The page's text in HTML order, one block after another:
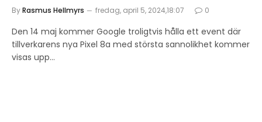
ByRasmus Hellmyrs fredag, april 5, 2024,18:07 0
Den 14 maj kommer Google troligtvis hålla ett event där
tillverkarens nya Pixel 8a med största sannolikhet kommer
visas upp…